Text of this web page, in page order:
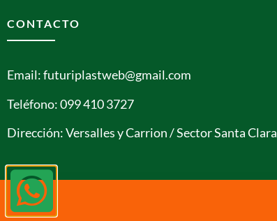
CONTACTO
Email: futuriplastweb@gmail.com
Teléfono: 099 410 3727
Dirección: Versalles y Carrion / Sector Santa Clara